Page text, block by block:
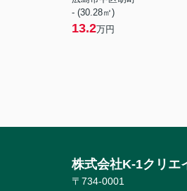
- (30.28㎡)
13.2万円
株式会社K-1クリエ
〒734-0001